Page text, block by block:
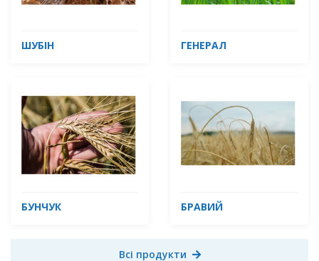
ШУБІН ГЕНЕРАЛ
БУНЧУК БРАВИЙ
Всі продукти